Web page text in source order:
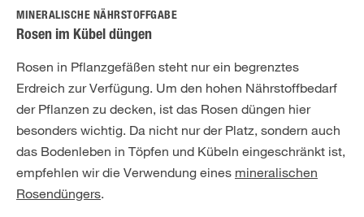
MINERALISCHE NÄHRSTOFFGABE
Rosen im Kübel düngen
Rosen in Pflanzgefäßen steht nur ein begrenztes
Erdreich zur Verfügung. Um den hohen Nährstoffbedarf
der Pflanzen zu decken, ist das Rosen düngen hier
besonders wichtig. Da nicht nur der Platz, sondern auch
das Bodenleben in Töpfen und Kübeln eingeschränkt ist,
empfehlen wir die Verwendung eines mineralischen
Rosendüngers.